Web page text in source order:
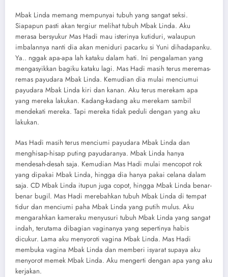
Mbak Linda memang mempunyai tubuh yang sangat seksi.
Siapapun pasti akan tergiur melihat tubuh Mbak Linda. Aku
merasa bersyukur Mas Hadi mau isterinya kutiduri, walaupun
imbalannya nanti dia akan meniduri pacarku si Yuni dihadapanku.
Ya.. nggak apa-apa lah kataku dalam hati. Ini pengalaman yang
mengasyikkan bagiku kataku lagi. Mas Hadi masih terus meremas-
remas payudara Mbak Linda. Kemudian dia mulai menciumui
payudara Mbak Linda kiri dan kanan. Aku terus merekam apa
yang mereka lakukan. Kadang-kadang aku merekam sambil
mendekati mereka. Tapi mereka tidak peduli dengan yang aku
lakukan.
Mas Hadi masih terus menciumi payudara Mbak Linda dan
menghisap-hisap puting payudaranya. Mbak Linda hanya
mendesah-desah saja. Kemudian Mas Hadi mulai mencopot rok
yang dipakai Mbak Linda, hingga dia hanya pakai celana dalam
saja. CD Mbak Linda itupun juga copot, hingga Mbak Linda benar-
benar bugil. Mas Hadi merebahkan tubuh Mbak Linda di tempat
tidur dan menciumi paha Mbak Linda yang putih mulus. Aku
mengarahkan kameraku menyusuri tubuh Mbak Linda yang sangat
indah, terutama dibagian vaginanya yang sepertinya habis
dicukur. Lama aku menyoroti vagina Mbak Linda. Mas Hadi
membuka vagina Mbak Linda dan memberi isyarat supaya aku
menyorot memek Mbak Linda. Aku mengerti dengan apa yang aku
kerjakan.